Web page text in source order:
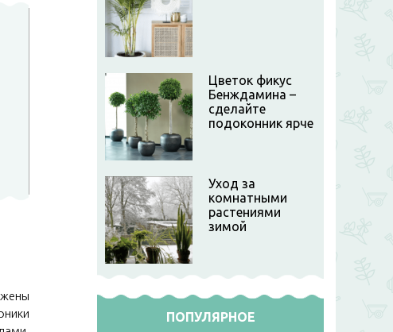
Цветок фикус
Бенждамина –
сделайте
подоконник ярче
Уход за
комнатными
растениями
зимой
ПОПУЛЯРНОЕ